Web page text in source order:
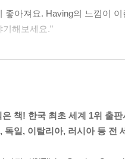
좋아져요. Having의 느낌이 이
해보세요.”
설 공간은 없었고요. 반면
것도 있는 그대로 인식할 수
책! 한국 최초 세계 1위 출
독일, 이탈리아, 러시아 등 전